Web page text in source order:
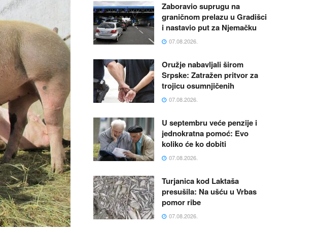
Zaboravio suprugu na
graničnom prelazu u Gradišci
i nastavio put za Njemačku
07.08.2026.
Oružje nabavljali širom
Srpske: Zatražen pritvor za
trojicu osumnjičenih
07.08.2026.
U septembru veće penzije i
jednokratna pomoć: Evo
koliko će ko dobiti
07.08.2026.
Turjanica kod Laktaša
presušila: Na ušću u Vrbas
pomor ribe
07.08.2026.